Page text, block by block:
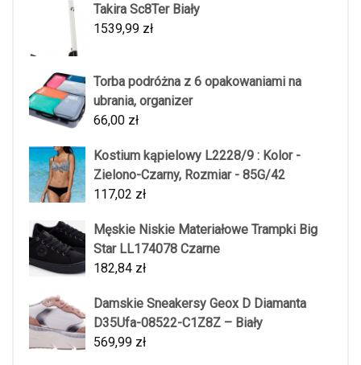
Takira Sc8Ter Biały
1539,99 zł
Torba podróżna z 6 opakowaniami na
ubrania, organizer
66,00 zł
Kostium kąpielowy L2228/9 : Kolor -
Zielono-Czarny, Rozmiar - 85G/42
117,02 zł
Męskie Niskie Materiałowe Trampki Big
Star LL174078 Czarne
182,84 zł
Damskie Sneakersy Geox D Diamanta
D35Ufa-08522-C1Z8Z – Biały
569,99 zł